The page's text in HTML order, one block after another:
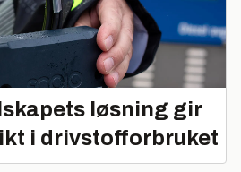
løsning gir
i drivstofforbruket